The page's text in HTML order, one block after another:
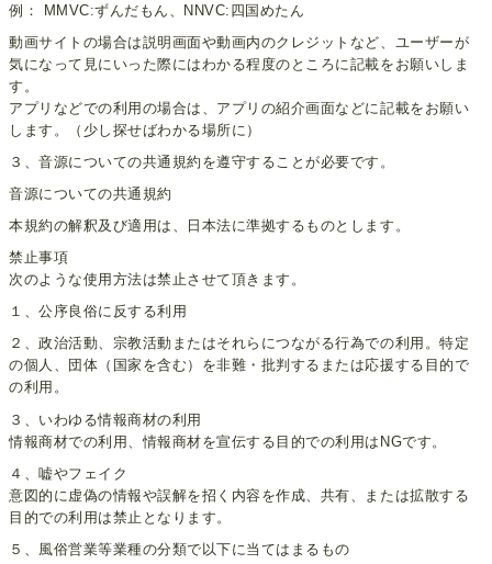
例： MMVC:ずんだもん、NNVC:四国めたん
動画サイトの場合は説明画面や動画内のクレジットなど、ユーザーが
気になって見にいった際にはわかる程度のところに記載をお願いしま
す。
アプリなどでの利用の場合は、アプリの紹介画面などに記載をお願い
します。（少し探せばわかる場所に）
３、音源についての共通規約を遵守することが必要です。
音源についての共通規約
本規約の解釈及び適用は、日本法に準拠するものとします。
禁止事項
次のような使用方法は禁止させて頂きます。
１、公序良俗に反する利用
２、政治活動、宗教活動またはそれらにつながる行為での利用。特定
の個人、団体（国家を含む）を非難・批判するまたは応援する目的で
の利用。
３、いわゆる情報商材の利用
情報商材での利用、情報商材を宣伝する目的での利用はNGです。
４、嘘やフェイク
意図的に虚偽の情報や誤解を招く内容を作成、共有、または拡散する
目的での利用は禁止となります。
５、風俗営業等業種の分類で以下に当てはまるもの